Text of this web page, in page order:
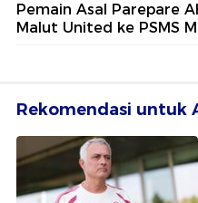
Pemain Asal Parepare
Malut United ke PSMS
Rekomendasi untuk